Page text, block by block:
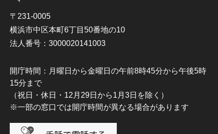
〒231-0005
横浜市中区本町6丁目50番地の10
法人番号：3000020141003
開庁時間：月曜日から金曜日の午前8時45分から午後5時
15分まで
（祝日・休日・12月29日から1月3日を除く）
※一部の窓口では開庁時間が異なる場合があります